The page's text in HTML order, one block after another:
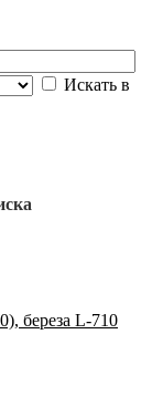
Искать в
береза L-710